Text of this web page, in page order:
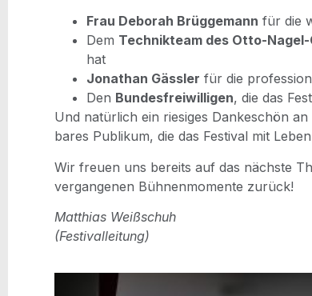
Frau Debo­rah Brüg­ge­mann für die
Dem Tech­nik­team des Otto-Nagel-
hat
Jona­than Gäss­ler für die
Den Bun­des­frei­wil­li­gen, die das
Und natür­lich ein rie­si­ges Dan­ke­schön
ba­res Publi­kum, die das Fes­ti­val mit
Wir freu­en uns bereits auf das nächs­te
ver­gan­ge­nen Büh­nen­mo­men­te zurück!
Mat­thi­as Weiß­schuh
(Fes­ti­val­lei­tung)